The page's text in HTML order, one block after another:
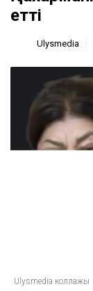
етті
Ulysmedia
Ulysmedia коллажы